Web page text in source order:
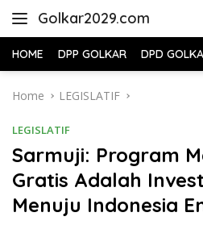
Golkar2029.com
HOME DPP GOLKAR DPD
Home LEGISLATIF
LEGISLATIF
Sarmuji: Program
Gratis Adalah
Menuju Indonesia